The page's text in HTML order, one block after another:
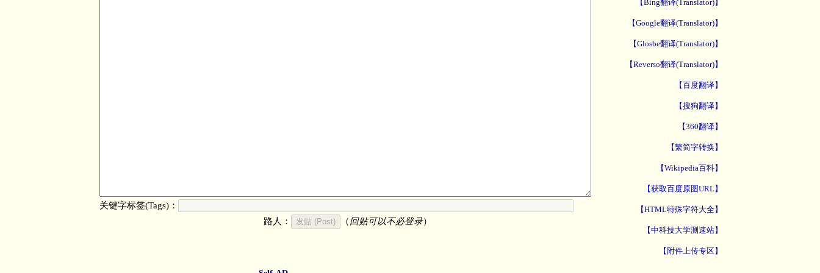
关键字标签(Tags)：
路人：
（回贴可以不必登录）
【Bing翻译(Translator)】
【Google翻译(Translator)】
【Glosbe翻译(Translator)】
【Reverso翻译(Translator)】
【百度翻译】
【搜狗翻译】
【360翻译】
【繁简字转换】
【Wikipedia百科】
【获取百度原图URL】
【HTML特殊字符大全】
【中科技大学测速站】
【附件上传专区】